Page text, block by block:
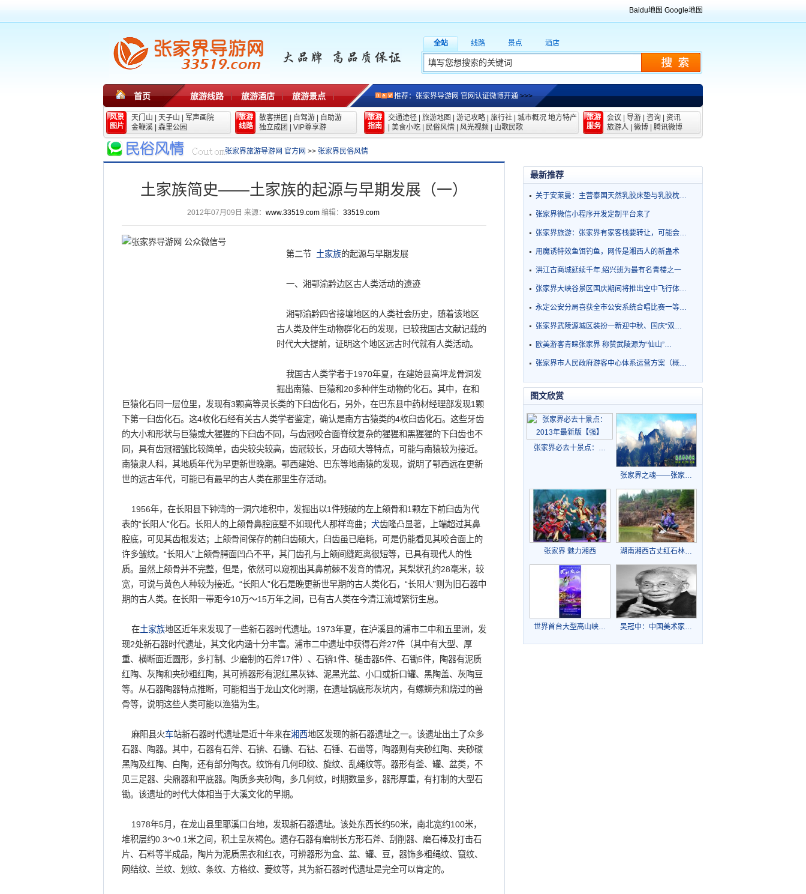
Baidu地图 Google地图
全站 线路 景点 酒店
首页 旅游线路 旅游酒店 旅游景点 推荐：张家界导游网 官网认证微博开通>>>
风景
图片
天门山 天子山
军声画院
金鞭溪
森里公园
旅游
线路
散客拼团 自驾游
自助游
独立成团
VIP尊享游
旅游
指南
交通途径 旅游地图 游记攻略 旅行社 城市概况 地方特产
美食小吃 民俗风情 风光视频 山歌民歌
旅游
服务
会议 导游 咨询
资讯
旅游人
微博 腾讯微博
张家界旅游导游网 官方网 >> 张家界民俗风情
土家族简史——土家族的起源与早期发展（一）
2012年07月09日 来源： www.33519.com编辑： 33519.com
第二节 土家族的起源与早期发展
一、湘鄂渝黔边区古人类活动的遗迹
湘鄂渝黔四省接壤地区的人类社会历史，随着该地区
古人类及伴生动物群化石的发现，已较我国古文献记载的
时代大大提前，证明这个地区远古时代就有人类活动。
我国古人类学者于1970年夏，在建始县高坪龙骨洞发
掘出南猿、巨猿和20多种伴生动物的化石。其中，在和
巨猿化石同一层位里，发现有3颗高等灵长类的下臼齿化石，另外，在巴东县中药材经理部发现1颗
下第一臼齿化石。这4枚化石经有关古人类学者鉴定，确认是南方古猿类的4枚臼齿化石。这些牙齿
的大小和形状与巨猿或大猩猩的下臼齿不同，与齿冠咬合面脊纹复杂的猩猩和黑猩猩的下臼齿也不
同，具有齿冠褶皱比较简单，齿尖较尖较高，齿冠较长，牙齿硕大等特点，可能与南猿较为接近。
南猿隶人科，其地质年代为早更新世晚期。鄂西建始、巴东等地南猿的发现，说明了鄂西远在更新
世的远古年代，可能已有最早的古人类在那里生存活动。
1956年，在长阳县下钟湾的一洞穴堆积中，发掘出以1件残破的左上颌骨和1颗左下前臼齿为代
表的“长阳人”化石。长阳人的上颌骨鼻腔底壁不如现代人那样弯曲； 犬齿隆凸显著，上端超过其鼻
腔底，可见其齿根发达；上颌骨间保存的前臼齿硕大，臼齿虽已磨耗，可是仍能看见其咬合面上的
许多皱纹。“长阳人”上颌骨腭面凹凸不平，其门齿孔与上颌间缝距离很短等，已具有现代人的性
质。虽然上颌骨并不完整，但是，依然可以窥视出其鼻前棘不发育的情况，其梨状孔约28毫米，较
宽，可说与黄色人种较为接近。“长阳人”化石是晚更新世早期的古人类化石，“长阳人”则为旧石器中
期的古人类。在长阳一带距今10万～15万年之间，已有古人类在今清江流域繁衍生息。
在土家族地区近年来发现了一些新石器时代遗址。1973年夏，在泸溪县的浦市二中和五里洲，发
现2处新石器时代遗址，其文化内涵十分丰富。浦市二中遗址中获得石斧27件（其中有大型、厚
重、横断面近圆形，多打制、少磨制的石斧17件）、石锛1件、槌击器5件、石锄5件，陶器有泥质
红陶、灰陶和夹砂粗红陶，其可辨器形有泥红黑灰钵、泥黑光盆、小口或折口罐、黑陶盖、灰陶豆
等。从石器陶器特点推断，可能相当于龙山文化时期，在遗址锅底形灰坑内，有螺蛳壳和烧过的兽
骨等，说明这些人类可能以渔猎为生。
麻阳县火车站新石器时代遗址是近十年来在湘西地区发现的新石器遗址之一。该遗址出土了众多
石器、陶器。其中，石器有石斧、石锛、石锄、石钻、石锤、石凿等，陶器则有夹砂红陶、夹砂碳
黑陶及红陶、白陶，还有部分陶衣。纹饰有几何印纹、旋纹、乱绳纹等。器形有釜、罐、盆类，不
见三足器、尖鼎器和平底器。陶质多夹砂陶，多几何纹，时期数量多，器形厚重，有打制的大型石
锄。该遗址的时代大体相当于大溪文化的早期。
1978年5月，在龙山县里耶溪口台地，发现新石器遗址。该处东西长约50米，南北宽约100米，
堆积层约0.3～0.1米之间，积土呈灰褐色。遗存石器有磨制长方形石斧、刮削器、磨石棒及打击石
片、石料等半成品，陶片为泥质黑衣和红衣，可辨器形为盒、盆、罐、豆，器饰多粗绳纹、竄纹、
网结纹、兰纹、划纹、条纹、方格纹、菱纹等，其为新石器时代遗址是完全可以肯定的。
最新推荐
关于安莱曼：主营泰国天然乳胶床垫与乳胶枕…
张家界微信小程序开发定制平台来了
张家界旅游：张家界有家客栈要转让，可能会…
用魔诱特效鱼饵钓鱼，网传是湘西人的新蛊术
洪江古商城延续千年.绍兴班为最有名青楼之一
张家界大峡谷景区国庆期间将推出空中飞行体…
永定公安分局喜获全市公安系统合唱比赛一等…
张家界武陵源城区装扮一新迎中秋、国庆“双…
欧美游客青睐张家界 称赞武陵源为“仙山”…
张家界市人民政府游客中心体系运营方案（概…
图文欣赏
张家界必去十景点：…
张家界之魂——张家…
张家界 魅力湘西 湖南湘西古丈红石林…
世界首台大型高山峡… 吴冠中：中国美术家…